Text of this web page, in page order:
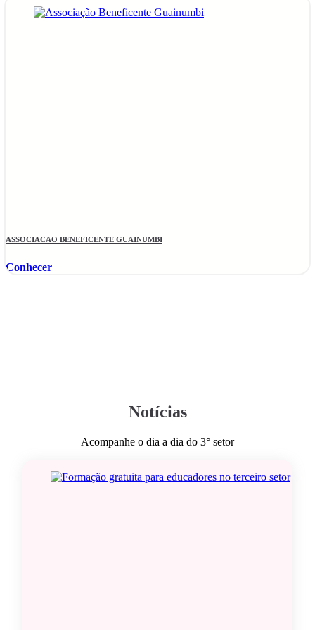
ASSOCIACAO BENEFICENTE GUAINUMBI
Conhecer
Notícias
Acompanhe o dia a dia do 3° setor